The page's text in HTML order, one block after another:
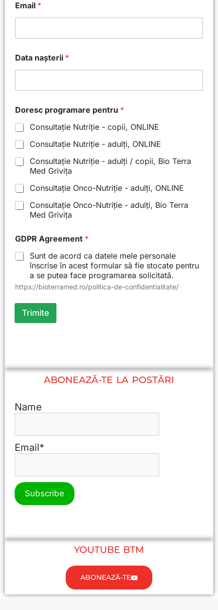
Email *
a
ș
e
i
i
N
u
m
e
f
o
Data nașterii *
Doresc programare pentru *
Consultație Nutriție - copii, ONLINE
Consultație Nutriție - adulți, ONLINE
Consultație Nutriție - adulți / copii, Bio Terra
Med Grivița
Consultație Onco-Nutriție - adulți, ONLINE
Consultație Onco-Nutriție - adulți, Bio Terra
Med Grivița
GDPR Agreement *
Sunt de acord ca datele mele personale
înscrise în acest formular să fie stocate pentru
a se putea face programarea solicitată.
https://bioterramed.ro/politica-de-confidentialitate/
Trimite
ABONEAZĂ-TE LA POSTĂRI
Name
Email*
YOUTUBE BTM
ABONEAZĂ-TE